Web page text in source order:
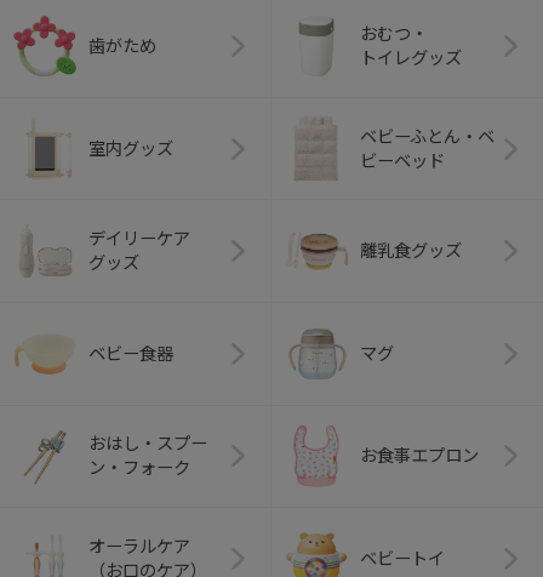
歯がため
おむつ・
トイレグッズ
室内グッズ
ベビーふとん・ベ
ビーベッド
デイリーケア
グッズ
離乳食グッズ
ベビー食器 マグ
おはし・スプー
ン・フォーク
お食事エプロン
オーラルケア
（お口のケア）
ベビートイ